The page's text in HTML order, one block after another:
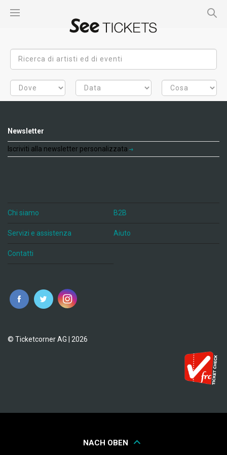
Newsletter
Iscriviti alla newsletter personalizzata
Chi siamo B2B
Servizi e assistenza Aiuto
Contatti
© Ticketcorner AG | 2026
NACH OBEN